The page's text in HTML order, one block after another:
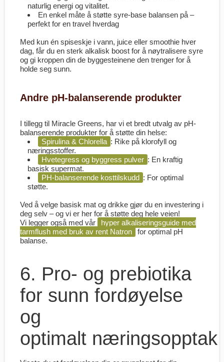
naturlig energi og vitalitet.
En enkel måte å støtte syre-base balansen på –
perfekt for en travel hverdag
Med kun én spiseskje i vann, juice eller smoothie hver
dag, får du en sterk alkalisk boost for å nøytralisere syre
og gi kroppen din de byggesteinene den trenger for å
holde seg sunn.
Andre pH-balanserende produkter
I tillegg til Miracle Greens, har vi et bredt utvalg av pH-
balanserende produkter for å støtte din helse:
Spirulina & Chlorella : Rike på klorofyll og
næringsstoffer.
Hvetegress og byggress pulver : En kraftig
basisk supermat.
PH-balanserende kosttilskudd : For optimal
støtte.
Ved å velge basisk mat og drikke gjør du en investering i
deg selv – og vi er her for å støtte deg hele veien!
Vi legger også med vår
hyper alkaliseringsguide med
tarmflush med bruk av rent Natron
for optimal pH
balanse.
6. Pro- og prebiotika
for sunn fordøyelse
og
optimalt næringsopptak